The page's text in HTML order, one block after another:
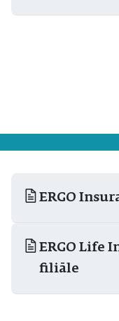
ERGO
ERGO Life
filiāle